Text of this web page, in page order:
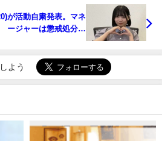
が活動自粛発表。マネ
ージャーは懲戒処分…
よう